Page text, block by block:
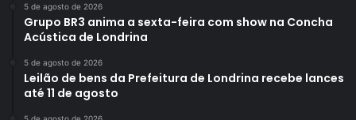
5 de agosto de 2026
Grupo BR3 anima a sexta-feira com show na Concha
Acústica de Londrina
5 de agosto de 2026
Leilão de bens da Prefeitura de Londrina recebe lances
até 11 de agosto